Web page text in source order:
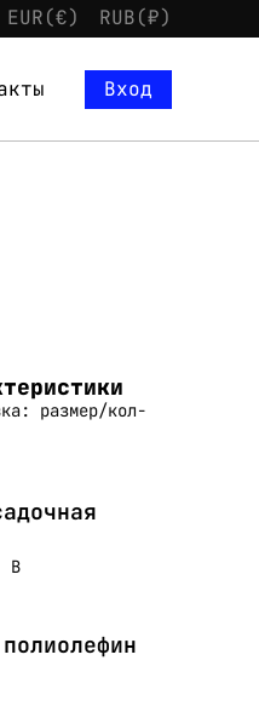
EUR(€) RUB(₽)
Вход
размер/кол-
В